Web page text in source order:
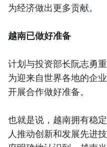
为经济做出更多贡献。
越南已做好准备
计划与投资部长阮志勇
为迎来自世界各地的企
开展合作做好准备。
也就是说，越南拥有稳
人推动创新和发展先进